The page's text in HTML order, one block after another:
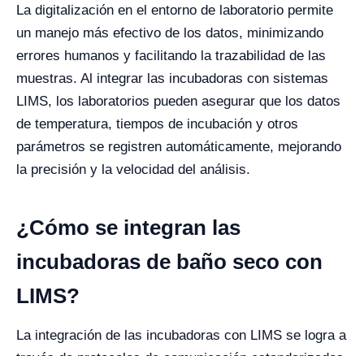
La digitalización en el entorno de laboratorio permite
un manejo más efectivo de los datos, minimizando
errores humanos y facilitando la trazabilidad de las
muestras. Al integrar las incubadoras con sistemas
LIMS, los laboratorios pueden asegurar que los datos
de temperatura, tiempos de incubación y otros
parámetros se registren automáticamente, mejorando
la precisión y la velocidad del análisis.
¿Cómo se integran las
incubadoras de baño seco con
LIMS?
La integración de las incubadoras con LIMS se logra a